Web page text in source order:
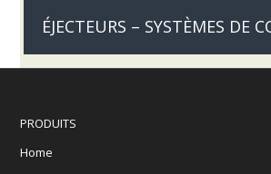
ÉJECTEURS – SYSTÈMES DE
PRODUITS
Home